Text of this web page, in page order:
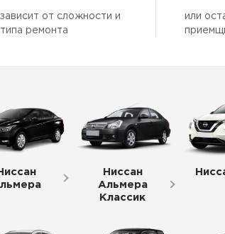
клиентам
мазда в москве
зависит от сложности и
типа ремонта
или
Ниссан
Альмера
Классик